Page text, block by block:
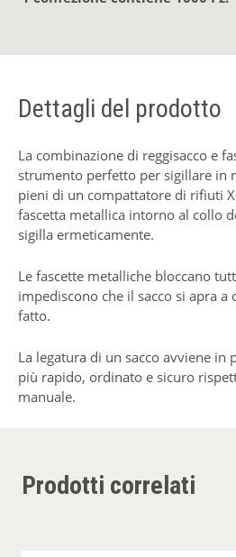
Dettagli del prodotto
La combinazione di reggisacco e
strumento perfetto per sigillare in
pieni di un compattatore di rifiuti
fascetta metallica intorno al collo
sigilla ermeticamente.
Le fascette metalliche bloccano
impediscono che il sacco si apra a
fatto.
La legatura di un sacco avviene in
più rapido, ordinato e sicuro
manuale.
Prodotti correlati